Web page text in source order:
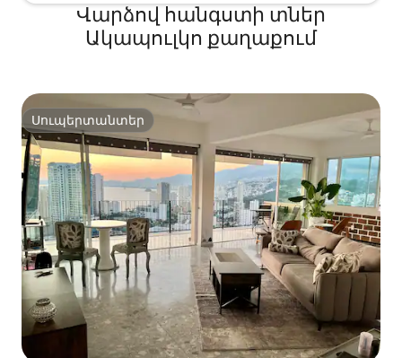
Վարձով հանգստի տներ
Ակապուլկո քաղաքում
Սուպերտանտեր
Սուպերտանտեր